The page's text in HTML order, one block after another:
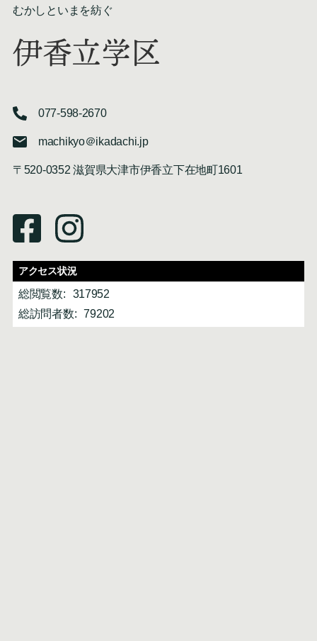
むかしといまを紡ぐ
伊香立学区
077-598-2670
machikyo＠ikadachi.jp
〒520-0352 滋賀県大津市伊香立下在地町1601
アクセス状況
総閲覧数:
317952
総訪問者数:
79202